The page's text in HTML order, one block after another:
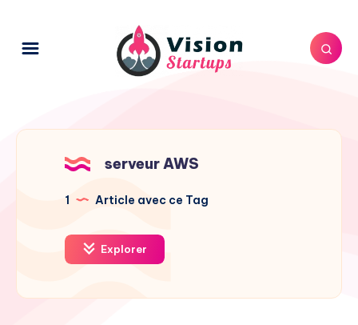
serveur AWS
1 Article avec ce Tag
Explorer